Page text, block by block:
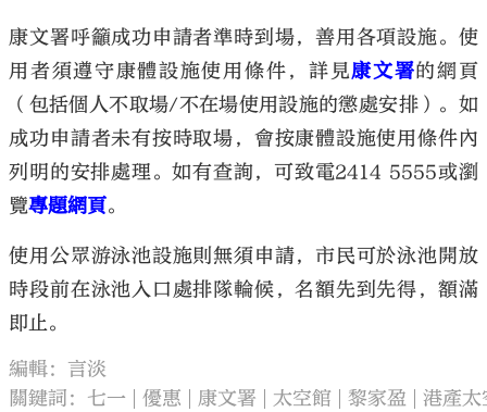
康文署呼籲成功申請者準時到場，善用各項設施。使
用者須遵守康體設施使用條件，詳見康文署的網頁
（包括個人不取場/不在場使用設施的懲處安排）。如
成功申請者未有按時取場，會按康體設施使用條件內
列明的安排處理。如有查詢，可致電2414 5555或瀏
覽專題網頁。
使用公眾游泳池設施則無須申請，市民可於泳池開放
時段前在泳池入口處排隊輪候，名額先到先得，額滿
即止。
編輯：言淡
關鍵詞： 七一 優惠 康文署 太空館 黎家盈 港產太